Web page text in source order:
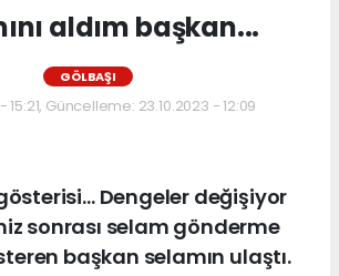
aldım başkan...
GÖLBAŞI
15:21, Güncelleme: 23.10.2023 - 12:09
Dengeler değişiyor
sonrası selam gönderme
başkan selamın ulaştı.